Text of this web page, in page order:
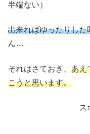
半端ない）
出来ればゆったりし
ん…
それはさておき、 あえ
こうと思います。
ス